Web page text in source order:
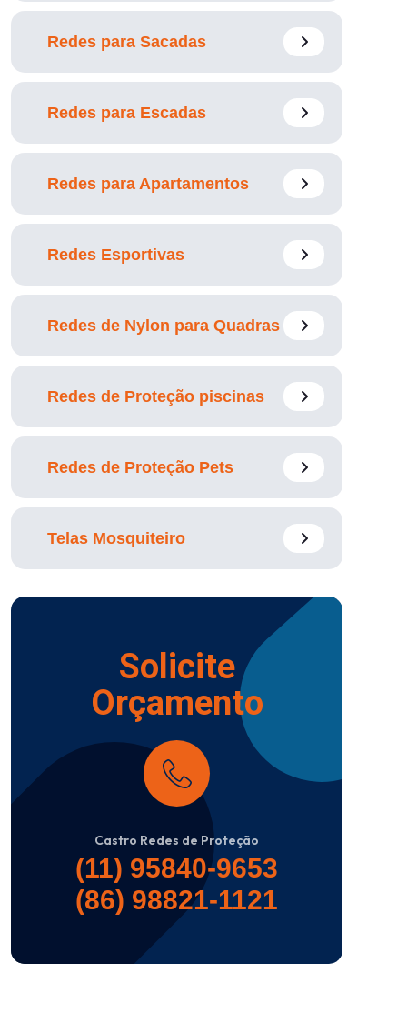
Redes para Sacadas
Redes para Escadas
Redes para Apartamentos
Redes Esportivas
Redes de Nylon para Quadras
Redes de Proteção piscinas
Redes de Proteção Pets
Telas Mosquiteiro
Solicite
Orçamento
Castro Redes de Proteção
(11) 95840-9653
(86) 98821-1121